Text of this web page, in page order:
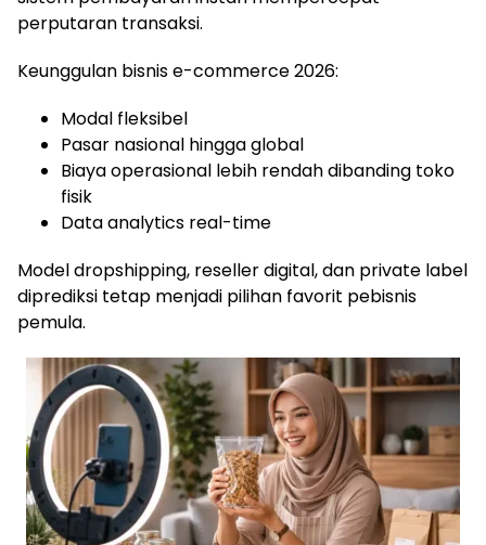
perputaran transaksi.
Keunggulan bisnis e-commerce 2026:
Modal fleksibel
Pasar nasional hingga global
Biaya operasional lebih rendah dibanding toko
fisik
Data analytics real-time
Model dropshipping, reseller digital, dan private label
diprediksi tetap menjadi pilihan favorit pebisnis
pemula.